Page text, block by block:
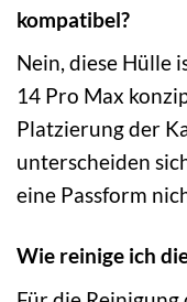
kompatibel?
Nein, diese Hülle
14 Pro Max
Platzierung der
unterscheiden
eine Passform
Wie reinige ich